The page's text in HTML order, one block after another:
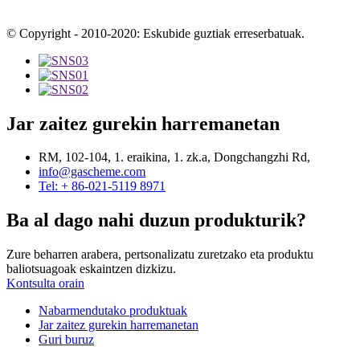
© Copyright - 2010-2020: Eskubide guztiak erreserbatuak.
Jar zaitez gurekin harremanetan
RM, 102-104, 1. eraikina, 1. zk.a, Dongchangzhi Rd,
info@gascheme.com
Tel: + 86-021-5119 8971
Ba al dago nahi duzun produkturik?
Zure beharren arabera, pertsonalizatu zuretzako eta produktu
baliotsuagoak eskaintzen dizkizu.
Kontsulta orain
Nabarmendutako produktuak
Jar zaitez gurekin harremanetan
Guri buruz